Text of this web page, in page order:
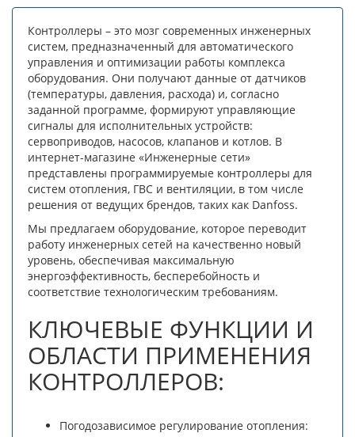
Контроллеры – это мозг современных инженерных
систем, предназначенный для автоматического
управления и оптимизации работы комплекса
оборудования. Они получают данные от датчиков
(температуры, давления, расхода) и, согласно
заданной программе, формируют управляющие
сигналы для исполнительных устройств:
сервоприводов, насосов, клапанов и котлов. В
интернет-магазине «Инженерные сети»
представлены программируемые контроллеры для
систем отопления, ГВС и вентиляции, в том числе
решения от ведущих брендов, таких как Danfoss.
Мы предлагаем оборудование, которое переводит
работу инженерных сетей на качественно новый
уровень, обеспечивая максимальную
энергоэффективность, бесперебойность и
соответствие технологическим требованиям.
КЛЮЧЕВЫЕ ФУНКЦИИ И
ОБЛАСТИ ПРИМЕНЕНИЯ
КОНТРОЛЛЕРОВ:
Погодозависимое регулирование отопления: